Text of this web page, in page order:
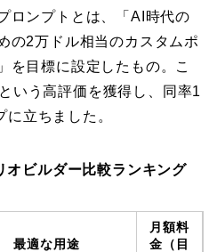
ロンプトとは、「AI時代の
の2万ドル相当のカスタムポ
を目標に設定したもの。こ
という高評価を獲得し、同率1
立ちました。
ビルダー比較ランキング
最適な用途
月額料
金（目